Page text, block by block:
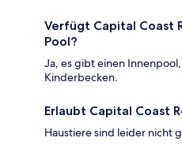
Verfügt Capital Coast
Pool?
Ja, es gibt einen
Kinderbecken.
Erlaubt Capital Coast
Haustiere sind leider nicht